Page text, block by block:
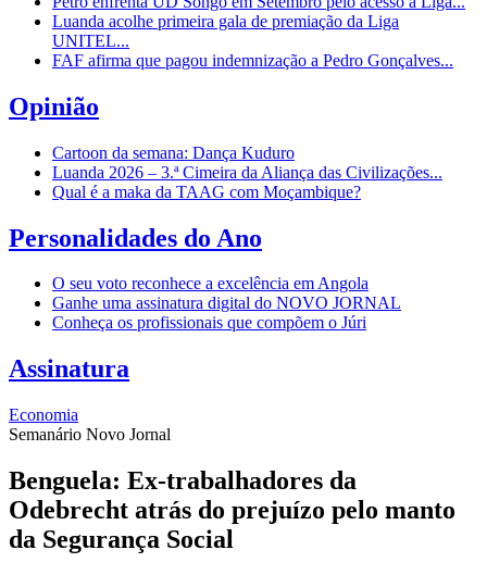
Luanda acolhe primeira gala de premiação da Liga
UNITEL...
FAF afirma que pagou indemnização a Pedro Gonçalves...
Opinião
Cartoon da semana: Dança Kuduro
Luanda 2026 – 3.ª Cimeira da Aliança das Civilizações...
Qual é a maka da TAAG com Moçambique?
Personalidades do Ano
O seu voto reconhece a excelência em Angola
Ganhe uma assinatura digital do NOVO JORNAL
Conheça os profissionais que compõem o Júri
Assinatura
Economia
Semanário Novo Jornal
Benguela: Ex-trabalhadores da
Odebrecht atrás do prejuízo pelo manto
da Segurança Social